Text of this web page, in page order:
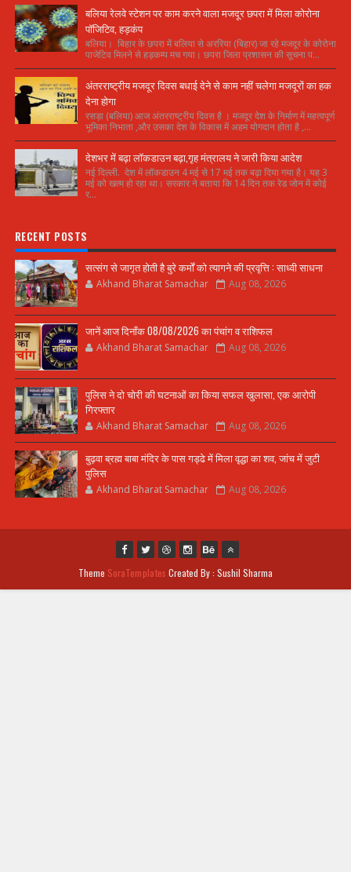
बलिया रेलवे स्टेशन पर काम करने वाला मजदूर छपरा में मिला कोरोना
पॉजिटिव, हड़कंप
बलिया। बिहार के छपरा में बलिया से अररिया (बिहार) जा रहे मजदूर के कोरोना
पाजेटिव मिलने से हड़कम्प मच गया। छपरा जिला प्रशासन की सूचना प...
अंतरराष्ट्रीय मजदूर दिवस बधाई देने से काम नहीं चलेगा मजदूरों का हक
देना होगा
रसड़ा (बलिया) आज अंतरराष्ट्रीय दिवस है । मजदूर देश के निर्माण में महत्वपूर्ण
भूमिका निभाता ,और उसका देश के विकास में अहम योगदान होता है ,...
देशभर में बढ़ा लॉकडाउन बढ़ा,गृह मंत्रालय ने जारी किया आदेश
नई दिल्ली. देश में लॉकडाउन 4 मई से 17 मई तक बढ़ा दिया गया है। यह 3
मई को खत्म हो रहा था। सरकार ने बताया कि 14 दिन तक रेड जोन में कोई
र...
RECENT POSTS
सत्संग से जागृत होती है बुरे कर्मों को त्यागने की प्रवृत्ति : साध्वी साधना
Akhand Bharat Samachar Aug 08, 2026
जानें आज दिनाँक 08/08/2026 का पंचांग व राशिफल
Akhand Bharat Samachar Aug 08, 2026
पुलिस ने दो चोरी की घटनाओं का किया सफल खुलासा, एक आरोपी
गिरफ्तार
Akhand Bharat Samachar Aug 08, 2026
बुढ़वा ब्रह्म बाबा मंदिर के पास गड्ढे में मिला वृद्धा का शव, जांच में जुटी
पुलिस
Akhand Bharat Samachar Aug 08, 2026
Theme SoraTemplates Created By : Sushil Sharma